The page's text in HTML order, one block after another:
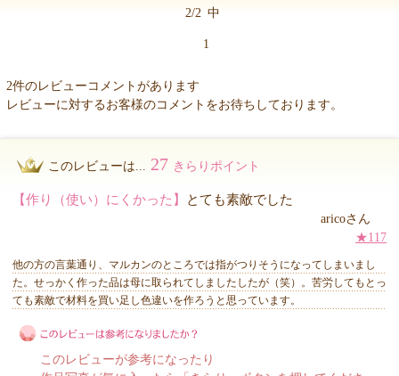
2/2 中
1
2件のレビューコメントがあります
レビューに対するお客様のコメントをお待ちしております。
このレビューは... 27 きらりポイント
【作り（使い）にくかった】 とても素敵でした
aricoさん
★117
他の方の言葉通り、マルカンのところでは指がつりそうになってしまいまし
た。せっかく作った品は母に取られてしましたしたが（笑）。苦労してもとっ
ても素敵で材料を買い足し色違いを作ろうと思っています。
このレビューが参考になったり